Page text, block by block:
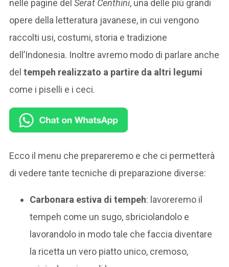
nelle pagine del Serat Centhini, una delle più grandi
opere della letteratura javanese, in cui vengono
raccolti usi, costumi, storia e tradizione
dell’Indonesia. Inoltre avremo modo di parlare anche
del tempeh realizzato a partire da altri legumi
come i piselli e i ceci.
Ecco il menu che prepareremo e che ci permetterà
di vedere tante tecniche di preparazione diverse:
Carbonara estiva di tempeh: lavoreremo il
tempeh come un sugo, sbriciolandolo e
lavorandolo in modo tale che faccia diventare
la ricetta un vero piatto unico, cremoso,